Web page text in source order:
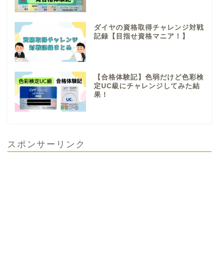
ダイヤの資格取得チャレンジ対戦
記録【目指せ資格マニア！】
【合格体験記】色弱だけど色彩検
定UC級にチャレンジしてみた結
果！
スポンサーリンク